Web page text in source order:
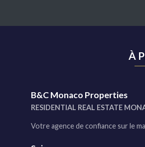
À
B&C Monaco Properties
RESIDENTIAL REAL ESTATE
Votre agence de confiance sur le